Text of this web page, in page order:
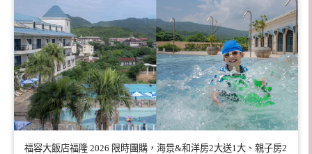
福容大飯店福隆 2026 限時團購，海景&和洋房2大送1大、親子房2